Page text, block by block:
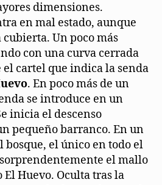
dimensiones.
en mal estado, aunque
Un poco más
con una curva cerrada
el cartel que indica la senda
. En poco más de un
se introduce en un
inicia el descenso
pequeño barranco. En un
bosque, el único en todo el
el mallo
El Huevo. Oculta tras la